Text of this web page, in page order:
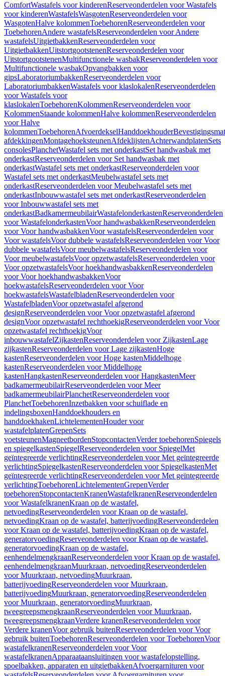
ComfortWastafels voor kinderenReserveonderdelen voor Wastafels
voor kinderenWastafelsWasgotenReserveonderdelen voor
WasgotenHalve kolommenToebehorenReserveonderdelen voor
ToebehorenAndere wastafelsReserveonderdelen voor Andere
wastafelsUitgietbakkenReserveonderdelen voor
UitgietbakkenUitstortgootstenenReserveonderdelen voor
UitstortgootstenenMultifunctionele wasbakReserveonderdelen voor
Multifunctionele wasbakOpvangbakken voor
gipsLaboratoriumbakkenReserveonderdelen voor
LaboratoriumbakkenWastafels voor klaslokalenReserveonderdelen
voor Wastafels voor
klaslokalenToebehorenKolommenReserveonderdelen voor
KolommenStaande kolommenHalve kolommenReserveonderdelen
voor Halve
kolommenToebehorenAfvoerdekselHanddoekhouder
afdekkingenMontagehoeksteunenAfdeklijstenAchterwandplatenSets
consolesPlanchetWastafel sets met onderkastSet handwasbak met
onderkastReserveonderdelen voor Set handwasbak met
onderkastWastafel sets met onderkastReserveonderdelen voor
Wastafel sets met onderkastMeubelwastafel sets met
onderkastReserveonderdelen voor Meubelwastafel sets met
onderkastInbouwwastafel sets met onderkastReserveonderdelen
voor Inbouwwastafel sets met
onderkastBadkamermeubilairWastafelonderkastenReserveonderdelen
voor WastafelonderkastenVoor handwasbakkenReserveonderdelen
voor Voor handwasbakkenVoor wastafelsReserveonderdelen voor
Voor wastafelsVoor dubbele wastafelsReserveonderdelen voor Voor
dubbele wastafelsVoor meubelwastafelsReserveonderdelen voor
Voor meubelwastafelsVoor opzetwastafelsReserveonderdelen voor
Voor opzetwastafelsVoor hoekhandwasbakkenReserveonderdelen
voor Voor hoekhandwasbakkenVoor
hoekwastafelsReserveonderdelen voor Voor
hoekwastafelsWastafelbladenReserveonderdelen voor
WastafelbladenVoor opzetwastafel afgerond
designReserveonderdelen voor Voor opzetwastafel afgerond
designVoor opzetwastafel rechthoekigReserveonderdelen voor Voor
opzetwastafel rechthoekigVoor
inbouwwastafelZijkastenReserveonderdelen voor ZijkastenLage
zijkastenReserveonderdelen voor Lage zijkastenHoge
kastenReserveonderdelen voor Hoge kastenMiddelhoge
kastenReserveonderdelen voor Middelhoge
kastenHangkastenReserveonderdelen voor HangkastenMeer
badkamermeubilairReserveonderdelen voor Meer
badkamermeubilairPlanchetReserveonderdelen voor
PlanchetToebehorenInzetbakken voor schuiflade en
indelingsboxenHanddoekhouders en
handdoekhakenLichtelementenHouder voor
wastafelplatenGrepenSets
voetsteunenMagneetbordenStopcontactenVerder toebehorenSpiegels
en spiegelkastenSpiegelReserveonderdelen voor SpiegelMet
geïntegreerde verlichtingReserveonderdelen voor Met geïntegreerde
verlichtingSpiegelkastenReserveonderdelen voor SpiegelkastenMet
geïntegreerde verlichtingReserveonderdelen voor Met geïntegreerde
verlichtingToebehorenLichtelementenGrepenVerder
toebehorenStopcontactenKranenWastafelkranenReserveonderdelen
voor WastafelkranenKraan op de wastafel,
netvoedingReserveonderdelen voor Kraan op de wastafel,
netvoedingKraan op de wastafel, batterijvoedingReserveonderdelen
voor Kraan op de wastafel, batterijvoedingKraan op de wastafel,
generatorvoedingReserveonderdelen voor Kraan op de wastafel,
generatorvoedingKraan op de wastafel,
eenhendelmengkraanReserveonderdelen voor Kraan op de wastafel,
eenhendelmengkraanMuurkraan, netvoedingReserveonderdelen
voor Muurkraan, netvoedingMuurkraan,
batterijvoedingReserveonderdelen voor Muurkraan,
batterijvoedingMuurkraan, generatorvoedingReserveonderdelen
voor Muurkraan, generatorvoedingMuurkraan,
tweegreepsmengkraanReserveonderdelen voor Muurkraan,
tweegreepsmengkraanVerdere kranenReserveonderdelen voor
Verdere kranenVoor gebruik buitenReserveonderdelen voor Voor
gebruik buitenToebehorenReserveonderdelen voor ToebehorenVoor
wastafelkranenReserveonderdelen voor Voor
wastafelkranenApparaataansluitingen voor wastafelopstelling,
spoelbakken, apparaten en uitgietbakkenAfvoergarnituren voor